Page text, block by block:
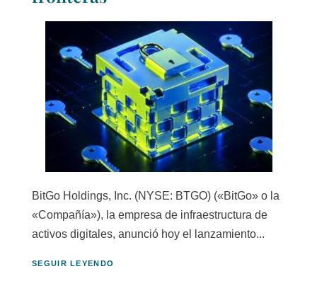
BitGo Holdings, Inc. (NYSE: BTGO) («BitGo» o la
«Compañía»), la empresa de infraestructura de
activos digitales, anunció hoy el lanzamiento...
SEGUIR LEYENDO